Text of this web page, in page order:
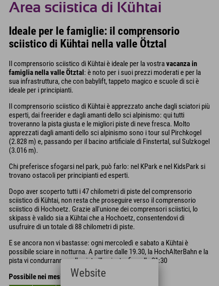
Area sciistica di Kühtai
Ideale per le famiglie: il comprensorio
sciistico di Kühtai nella valle Ötztal
Il comprensorio sciistico di Kühtai è ideale per la vostravacanza in
famiglia nella valle Ötztal: è noto per i suoi prezzi moderati e per la
sua infrastruttura, che con babylift, tappeto magico e scuole di sci è
ideale per i principianti.
Il comprensorio sciistico di Kühtai è apprezzato anche dagli sciatori più
esperti, dai freerider e dagli amanti dello sci alpinismo: qui tutti
troveranno la pista giusta e le migliori piste di neve fresca. Molto
apprezzati dagli amanti dello sci alpinismo sono i tour sul Pirchkogel
(2.828 m) e, passando per il bacino artificiale di Finstertal, sul Sulzkogel
(3.016 m).
Chi preferisce sfogarsi nel park, può farlo: nel KPark e nel KidsPark si
trovano ostacoli per principianti ed esperti.
Dopo aver scoperto tutti i 47 chilometri di piste del comprensorio
sciistico di Kühtai, non resta che proseguire verso il comprensorio
sciistico di Hochoetz. Grazie all'unione dei comprensori sciistici, lo
skipass è valido sia a Kühtai che a Hochoetz, consentendovi di
usufruire di un totale di 88 chilometri di piste.
E se ancora non vi bastasse: ogni mercoledì e sabato a Kühtai è
possibile sciare in notturna. A partire dalle 19.30, la HochAlterBahn e la
pista vi condurranno sulla pista illuminata. fino alle 21:30
Possibile nei mesi
Website